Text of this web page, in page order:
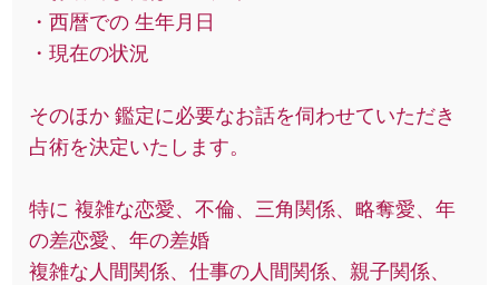
・西暦での 生年月日
・現在の状況
そのほか 鑑定に必要なお話を伺わせていただき
占術を決定いたします。
特に 複雑な恋愛、不倫、三角関係、略奪愛、年
の差恋愛、年の差婚
複雑な人間関係、仕事の人間関係、親子関係、